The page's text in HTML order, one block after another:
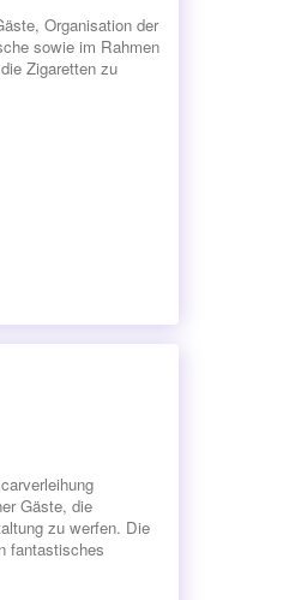
Organisation der
sowie im Rahmen
Zigaretten zu
Gäste, die
zu werfen. Die
fantastisches